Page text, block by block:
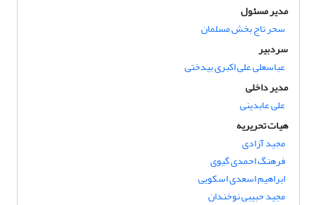
مدیر مسئول
سحر تاج بخش مسلمان
سردبیر
عباسعلی علی اکبری بیدختی
مدیر داخلی
علی عابدینی
هیات تحریریه
مجید آزادی
فرهنگ احمدی گیوی
ابراهیم اسعدی اسکویی
مجید حبیبی نوخندان